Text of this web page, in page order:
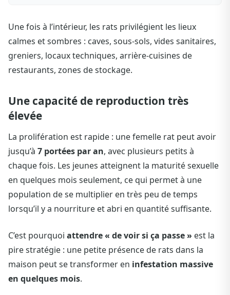
Une fois à l’intérieur, les rats privilégient les lieux
calmes et sombres : caves, sous-sols, vides sanitaires,
greniers, locaux techniques, arrière-cuisines de
restaurants, zones de stockage.
Une capacité de reproduction très
élevée
La prolifération est rapide : une femelle rat peut avoir
jusqu’à 7 portées par an, avec plusieurs petits à
chaque fois. Les jeunes atteignent la maturité sexuelle
en quelques mois seulement, ce qui permet à une
population de se multiplier en très peu de temps
lorsqu’il y a nourriture et abri en quantité suffisante.
C’est pourquoi attendre « de voir si ça passe » est la
pire stratégie : une petite présence de rats dans la
maison peut se transformer en infestation massive
en quelques mois.